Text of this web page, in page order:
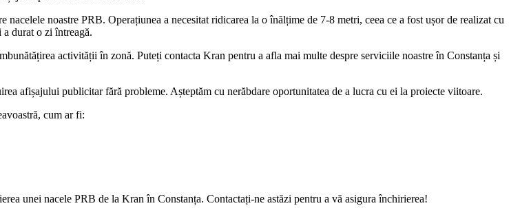
noastre PRB. Operațiunea a necesitat ridicarea la o înălțime de 7-8 metri, ceea ce a fost ușor de realizat cu
durat o zi întreagă.
activității în zonă. Puteți contacta Kran pentru a afla mai multe despre serviciile noastre în Constanța și
afișajului publicitar fără probleme. Așteptăm cu nerăbdare oportunitatea de a lucra cu ei la proiecte viitoare.
cum ar fi:
unei nacele PRB de la Kran în Constanța. Contactați-ne astăzi pentru a vă asigura închirierea!